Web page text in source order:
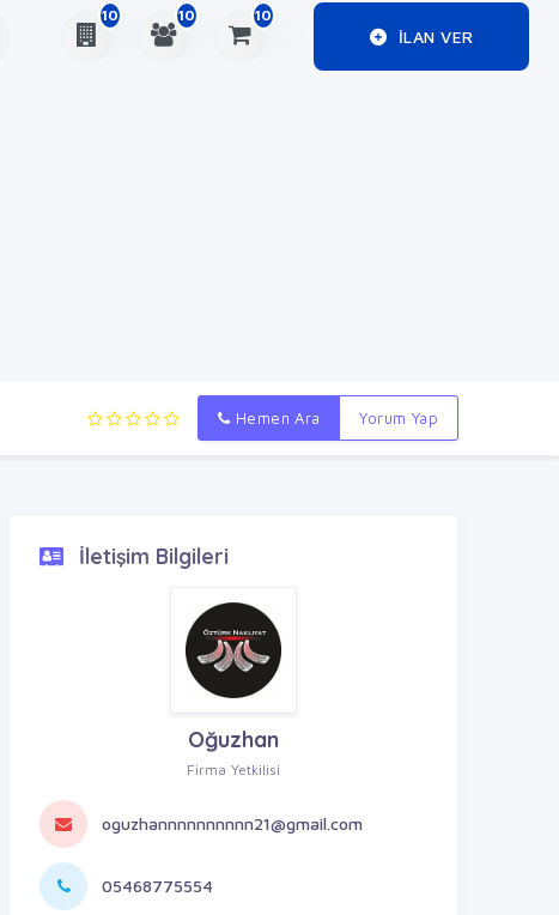
10 10 10
ILAN VER
Hemen Ara Yorum Yap
İletişim Bilgileri
Oğuzhan
Firma Yetkilisi
oguzhannnnnnnnnn21@gmail.com
05468775554